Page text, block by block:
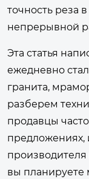
точность реза
непрерывной
Эта статья
ежедневно
гранита,
разберем
продавцы
предложениях,
производителя
вы планируете